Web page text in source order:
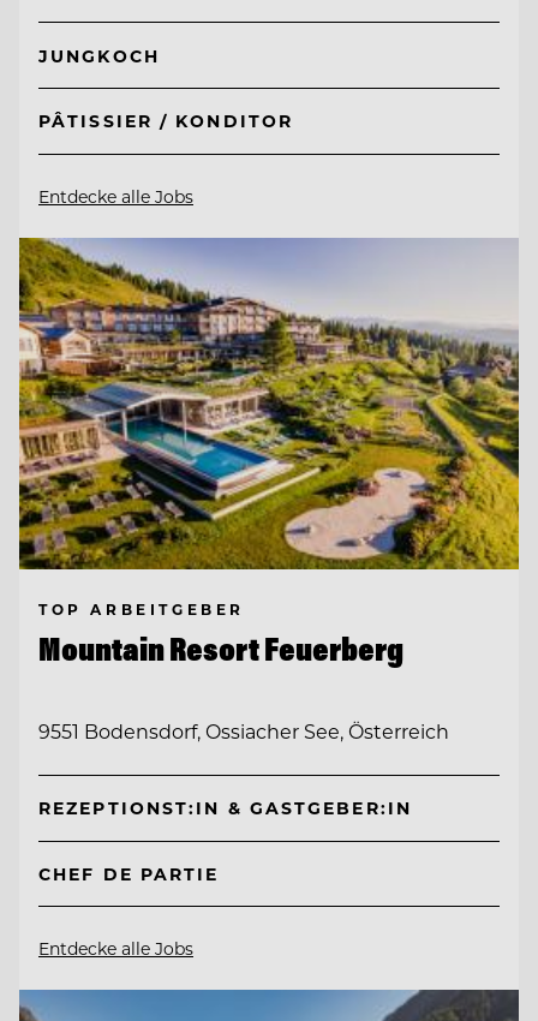
JUNGKOCH
PÂTISSIER / KONDITOR
Entdecke alle Jobs
TOP ARBEITGEBER
Mountain Resort Feuerberg
9551 Bodensdorf, Ossiacher See, Österreich
REZEPTIONST:IN & GASTGEBER:IN
CHEF DE PARTIE
Entdecke alle Jobs